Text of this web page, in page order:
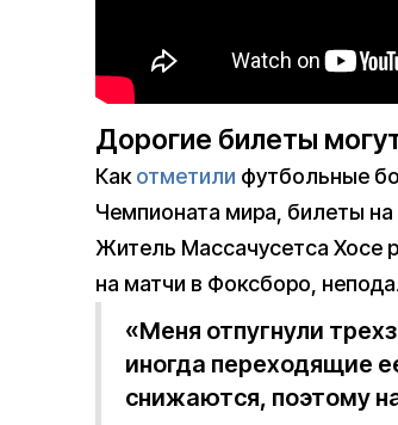
Дорогие билеты
Какотметили футбольные
Чемпионата мира, билеты
Житель Массачусетса Хосе
на матчи в Фоксборо,
«Меня отпугнули
иногда переходящие
снижаются, поэтому